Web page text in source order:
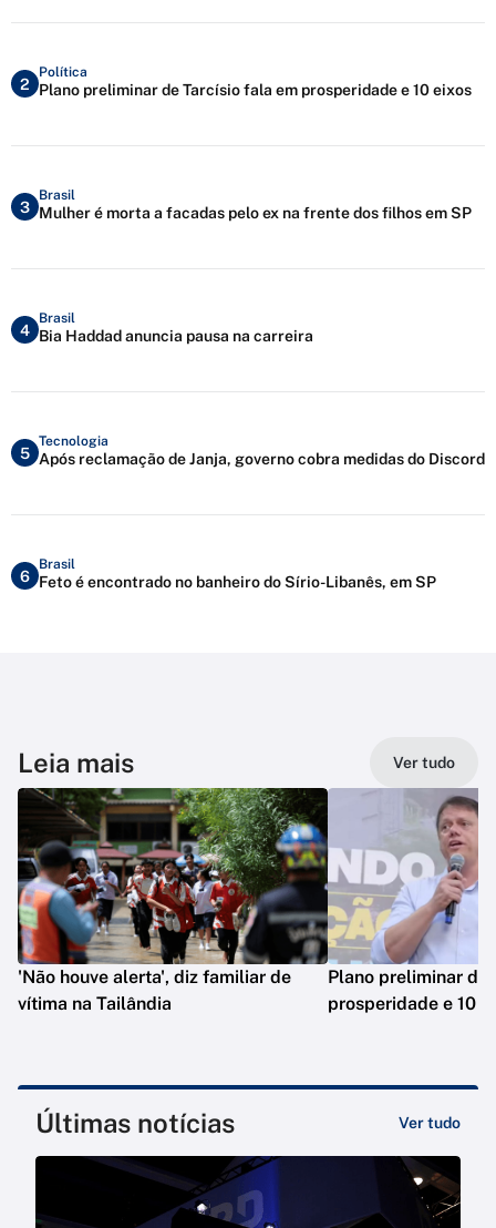
2
Política
Plano preliminar de Tarcísio fala em prosperidade e 10 eixos
3
Brasil
Mulher é morta a facadas pelo ex na frente dos filhos em SP
4
Brasil
Bia Haddad anuncia pausa na carreira
5
Tecnologia
Após reclamação de Janja, governo cobra medidas do Discord
6
Brasil
Feto é encontrado no banheiro do Sírio-Libanês, em SP
Leia mais Ver tudo
'Não houve alerta', diz familiar de
vítima na Tailândia
Plano preliminar de
prosperidade e 10
Últimas notícias Ver tudo